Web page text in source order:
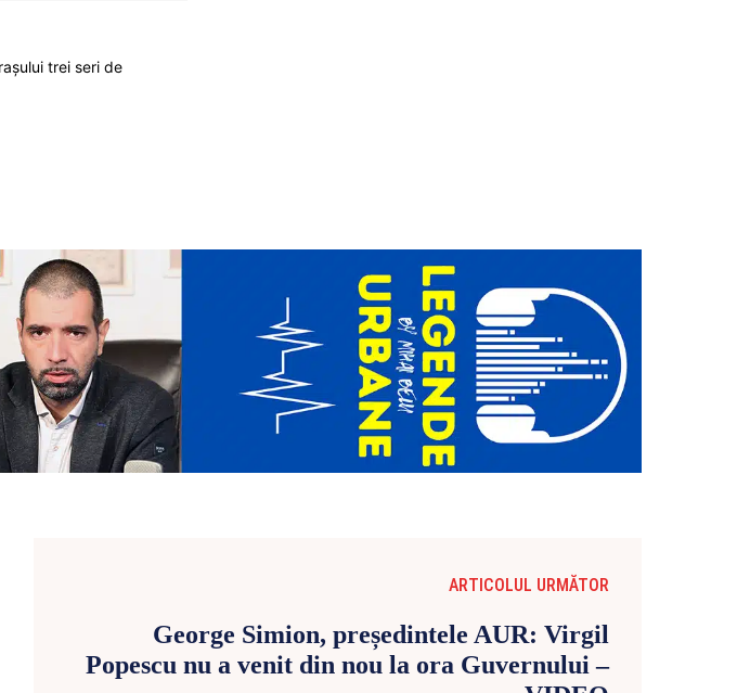
trei seri de
ARTICOLUL URMĂTOR
George Simion, președintele AUR: Virgil
Popescu nu a venit din nou la ora Guvernului –